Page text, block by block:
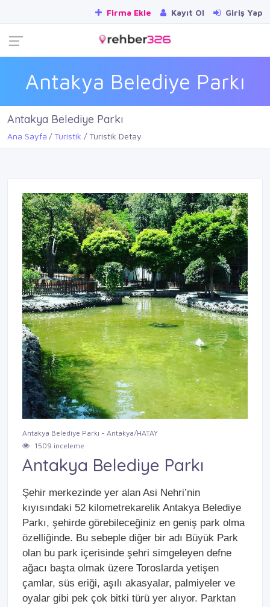
Firma Ekle Kayıt Ol Giriş Yap
Antakya Belediye Parkı
Antakya Belediye Parkı
Ana Sayfa Turistik Turistik Detay
Previous Next
Antakya Belediye Parkı - Antakya/HATAY
1509 inceleme
Antakya Belediye Parkı
Şehir merkezinde yer alan Asi Nehri’nin
kıyısındaki 52 kilometrekarelik Antakya Belediye
Parkı, şehirde görebileceğiniz en geniş park olma
özelliğinde. Bu sebeple diğer bir adı Büyük Park
olan bu park içerisinde şehri simgeleyen defne
ağacı başta olmak üzere Toroslarda yetişen
çamlar, süs eriği, aşılı akasyalar, palmiyeler ve
oyalar gibi pek çok bitki türü yer alıyor. Parktan